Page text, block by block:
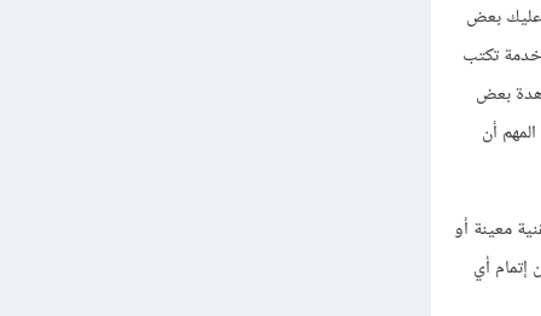
عليك بعض
تكتب
بعض
أن
معينة أو
أي